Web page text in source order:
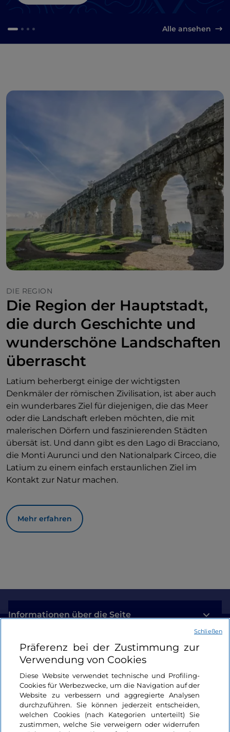
Alle ansehen
DIE REGION
Die Region der Hauptstadt,
die durch Geschichte und
wunderschöne Landschaften
überrascht
Latium beherbergt einige der wichtigsten
Denkmäler der römischen Zivilisation, ist aber auch
ein wunderbares Ziel für diejenigen, die das Meer
oder die Landschaft erleben möchten, die mit
malerischen Dörfern und faszinierenden Städten
übersät ist. Und dann gibt es den Lago di Bracciano,
die Monti Aurunci und den Nationalpark Circeo, die
Latium zu einem einfach erstaunlichen Ziel im
Kontakt zur Natur machen.
Mehr erfahren
Informationen über die Seite
Nützliche Links
Login
Bleiben wir in Kontakt
Präferenz bei der Zustimmung zur
Verwendung von Cookies
Diese Website verwendet technische und Profiling-
Cookies für Werbezwecke, um die Navigation auf der
Website zu verbessern und aggregierte Analysen
durchzuführen. Sie können jederzeit entscheiden,
welchen Cookies (nach Kategorien unterteilt) Sie
zustimmen, welche Sie verweigern oder widerrufen
Schließen